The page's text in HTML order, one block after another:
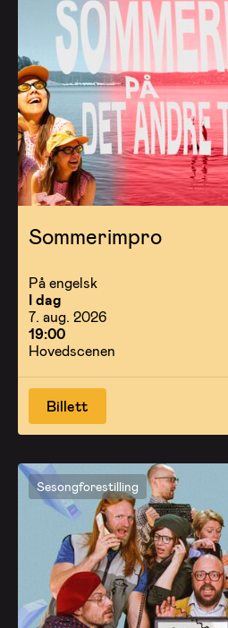
Sommerimpro
På engelsk
I dag
7. aug. 2026
19:00
Hovedscenen
Billett
Sesongforestilling